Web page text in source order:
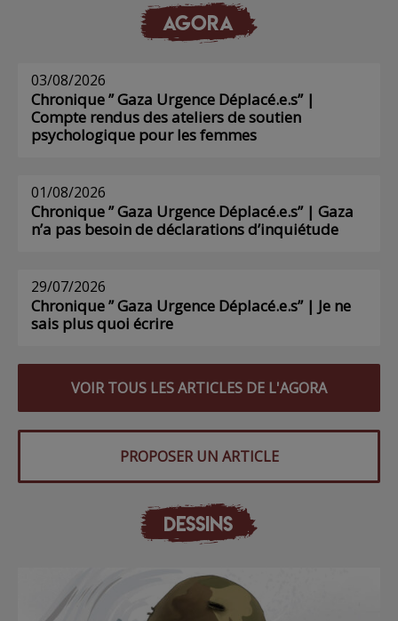
AGORA
03/08/2026
Chronique ” Gaza Urgence Déplacé.e.s” |
Compte rendus des ateliers de soutien
psychologique pour les femmes
01/08/2026
Chronique ” Gaza Urgence Déplacé.e.s” | Gaza
n’a pas besoin de déclarations d’inquiétude
29/07/2026
Chronique ” Gaza Urgence Déplacé.e.s” | Je ne
sais plus quoi écrire
VOIR TOUS LES ARTICLES DE L'AGORA
PROPOSER UN ARTICLE
DESSINS